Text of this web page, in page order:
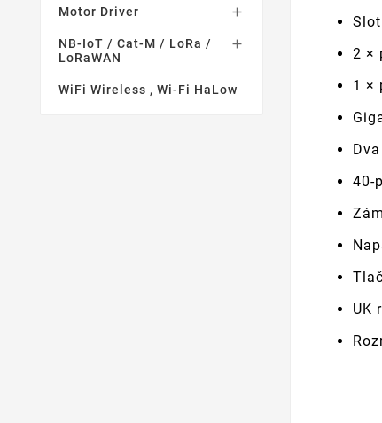
Motor Driver 
NB-IoT / Cat-M / LoRa /
LoRaWAN

WiFi Wireless , Wi-Fi HaLow
2 ×
1 ×
40-
UK